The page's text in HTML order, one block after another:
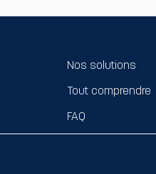
Nos solutions
Tout comprendre
FAQ